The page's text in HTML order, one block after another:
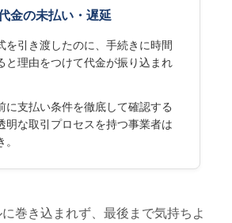
金の未払い・遅延
を引き渡したのに、手続きに時間
と理由をつけて代金が振り込まれ
に支払い条件を徹底して確認する
明な取引プロセスを持つ事業者は
巻き込まれず、最後まで気持ちよ